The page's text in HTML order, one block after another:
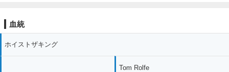
血統
ホイストザキング
Tom Rolfe